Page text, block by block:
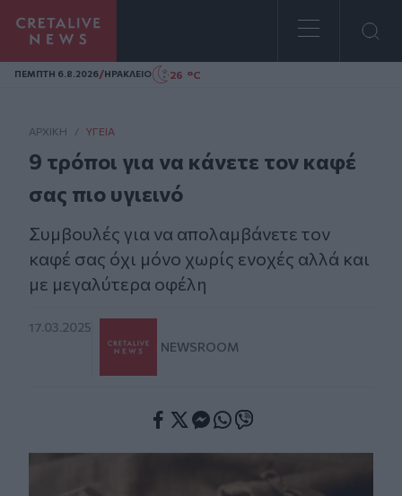
Homepage
ΠΕΜΠΤΗ 6.8.2026/ΗΡΑΚΛΕΙΟ 26 °C
ΑΡΧΙΚΗ / ΥΓΕΊΑ
9 τρόποι για να κάνετε τον καφέ
σας πιο υγιεινό
Συμβουλές για να απολαμβάνετε τον
καφέ σας όχι μόνο χωρίς ενοχές αλλά και
με μεγαλύτερα οφέλη
17.03.2025
NEWSROOM